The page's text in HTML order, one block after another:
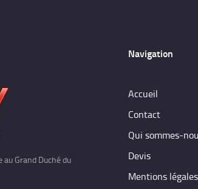
Grand Duché du
Navigation
Accueil
Contact
Qui sommes-
Devis
Mentions légales